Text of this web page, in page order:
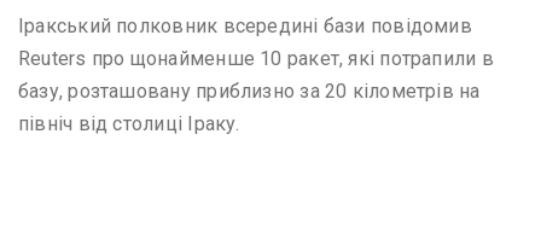
Іракський полковник всередині бази повідомив
Reuters про щонайменше 10 ракет, які потрапили в
базу, розташовану приблизно за 20 кілометрів на
північ від столиці Іраку.